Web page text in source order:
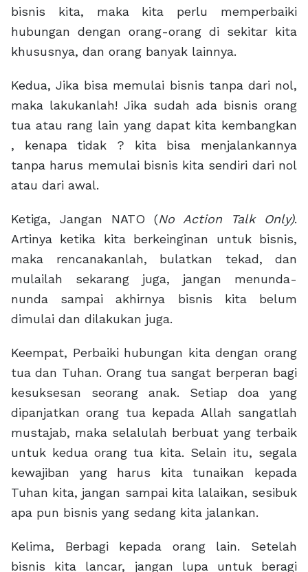
bisnis kita, maka kita perlu memperbaiki
hubungan dengan orang-orang di sekitar kita
khususnya, dan orang banyak lainnya.
Kedua, Jika bisa memulai bisnis tanpa dari nol,
maka lakukanlah! Jika sudah ada bisnis orang
tua atau rang lain yang dapat kita kembangkan
, kenapa tidak ? kita bisa menjalankannya
tanpa harus memulai bisnis kita sendiri dari nol
atau dari awal.
Ketiga, Jangan NATO (No Action Talk Only).
Artinya ketika kita berkeinginan untuk bisnis,
maka rencanakanlah, bulatkan tekad, dan
mulailah sekarang juga, jangan menunda-
nunda sampai akhirnya bisnis kita belum
dimulai dan dilakukan juga.
Keempat, Perbaiki hubungan kita dengan orang
tua dan Tuhan. Orang tua sangat berperan bagi
kesuksesan seorang anak. Setiap doa yang
dipanjatkan orang tua kepada Allah sangatlah
mustajab, maka selalulah berbuat yang terbaik
untuk kedua orang tua kita. Selain itu, segala
kewajiban yang harus kita tunaikan kepada
Tuhan kita, jangan sampai kita lalaikan, sesibuk
apa pun bisnis yang sedang kita jalankan.
Kelima, Berbagi kepada orang lain. Setelah
bisnis kita lancar, jangan lupa untuk beragi